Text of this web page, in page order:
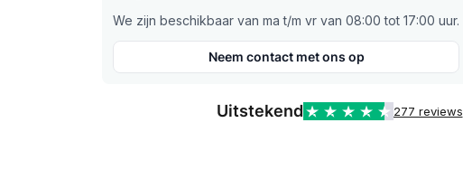
We zijn beschikbaar van ma t/m vr van 08:00 tot 17:00 uur.
Neem contact met ons op
Uitstekend 277 reviews